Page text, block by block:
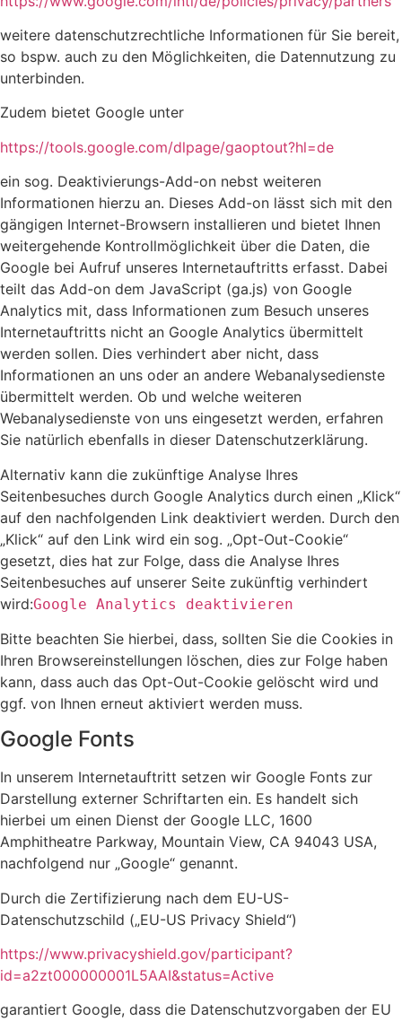
weitere datenschutzrechtliche Informationen für Sie bereit,
so bspw. auch zu den Möglichkeiten, die Datennutzung zu
unterbinden.
Zudem bietet Google unter
https://tools.google.com/dlpage/gaoptout?hl=de
ein sog. Deaktivierungs-Add-on nebst weiteren
Informationen hierzu an. Dieses Add-on lässt sich mit den
gängigen Internet-Browsern installieren und bietet Ihnen
weitergehende Kontrollmöglichkeit über die Daten, die
Google bei Aufruf unseres Internetauftritts erfasst. Dabei
teilt das Add-on dem JavaScript (ga.js) von Google
Analytics mit, dass Informationen zum Besuch unseres
Internetauftritts nicht an Google Analytics übermittelt
werden sollen. Dies verhindert aber nicht, dass
Informationen an uns oder an andere Webanalysedienste
übermittelt werden. Ob und welche weiteren
Webanalysedienste von uns eingesetzt werden, erfahren
Sie natürlich ebenfalls in dieser Datenschutzerklärung.
Alternativ kann die zukünftige Analyse Ihres
Seitenbesuches durch Google Analytics durch einen „Klick“
auf den nachfolgenden Link deaktiviert werden. Durch den
„Klick“ auf den Link wird ein sog. „Opt-Out-Cookie“
gesetzt, dies hat zur Folge, dass die Analyse Ihres
Seitenbesuches auf unserer Seite zukünftig verhindert
wird:Google Analytics deaktivieren
Bitte beachten Sie hierbei, dass, sollten Sie die Cookies in
Ihren Browsereinstellungen löschen, dies zur Folge haben
kann, dass auch das Opt-Out-Cookie gelöscht wird und
ggf. von Ihnen erneut aktiviert werden muss.
Google Fonts
In unserem Internetauftritt setzen wir Google Fonts zur
Darstellung externer Schriftarten ein. Es handelt sich
hierbei um einen Dienst der Google LLC, 1600
Amphitheatre Parkway, Mountain View, CA 94043 USA,
nachfolgend nur „Google“ genannt.
Durch die Zertifizierung nach dem EU-US-
Datenschutzschild („EU-US Privacy Shield“)
https://www.privacyshield.gov/participant?
id=a2zt000000001L5AAI&status=Active
garantiert Google, dass die Datenschutzvorgaben der EU